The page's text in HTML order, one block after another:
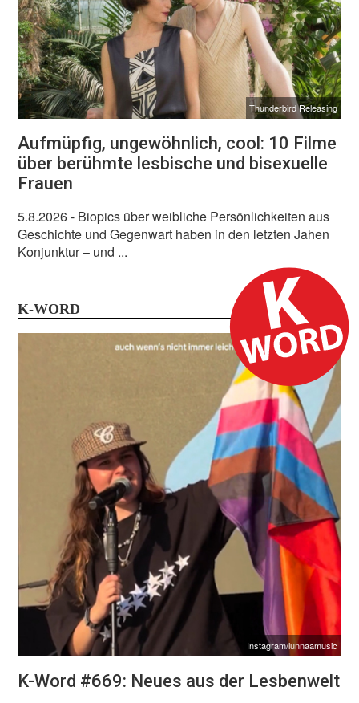
Thunderbird Releasing
Aufmüpfig, ungewöhnlich, cool: 10 Filme
über berühmte lesbische und bisexuelle
Frauen
5.8.2026- Biopics über weibliche Persönlichkeiten aus
Geschichte und Gegenwart haben in den letzten Jahen
Konjunktur – und ...
K-WORD
Instagram/lunnaamusic
K-Word #669: Neues aus der Lesbenwelt